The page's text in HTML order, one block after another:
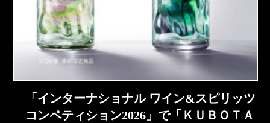
「インターナショナル ワイン&スピリッツ
コンペティション2026」で「ＫＵＢＯＴＡ